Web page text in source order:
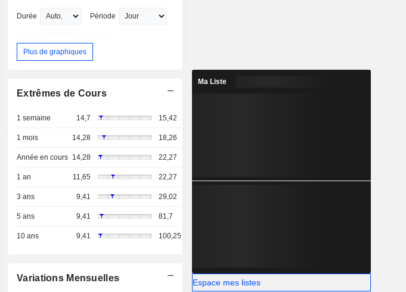
Durée Période
Plus de graphiques
Extrêmes de Cours
1 semaine 14,7 15,42
1 mois 14,28 18,26
Année en cours 14,28 22,27
1 an 11,65 22,27
3 ans 9,41 29,02
5 ans 9,41 81,7
10 ans 9,41 100,25
Variations Mensuelles
Ma Liste
Espace mes listes